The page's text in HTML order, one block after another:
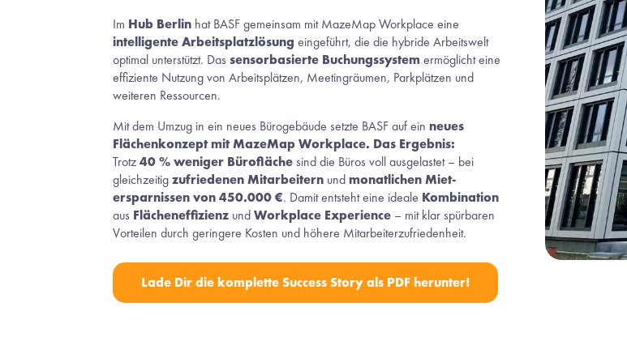
Im Hub Berlin
intelligente Arbeitsplatzlösung eingeführt, die die hybride Arbeitswelt
optimal unterstützt. Das sensorbasierte Buchungssystem ermöglicht eine
effiziente Nutzung von Arbeitsplätzen, Meetingräumen, Parkplätzen und
weiteren Ressourcen.
Mit dem Umzug in ein neues Bürogebäude setzte BASF auf ein neues
Flächenkonzept mit MazeMap Workplace. Das Ergebnis:
Trotz 40 % weniger Bürofläche sind die Büros voll ausgelastet – bei
gleichzeitig zufriedenen Mitarbeitern und monatlichen Miet-
ersparnissen von 450.000 €. Damit entsteht eine ideale Kombination
aus Flächeneffizienz und Workplace Experience – mit klar spürbaren
Vorteilen durch geringere Kosten und höhere Mitarbeiterzufriedenheit.
Lade Dir die komplette Success Story als PDF herunter!